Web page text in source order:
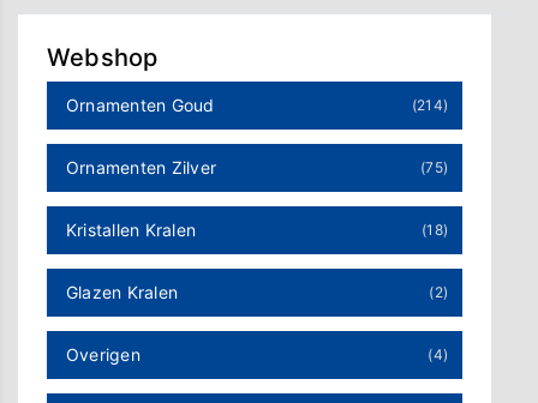
Webshop
Ornamenten Goud (214)
Ornamenten Zilver (75)
Kristallen Kralen (18)
Glazen Kralen (2)
Overigen (4)